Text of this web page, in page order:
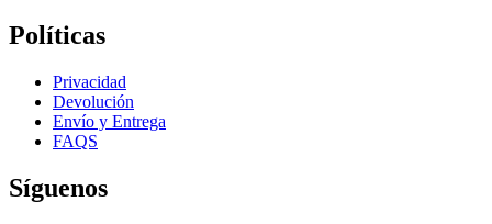
Políticas
Privacidad
Devolución
Envío y Entrega
FAQS
Síguenos